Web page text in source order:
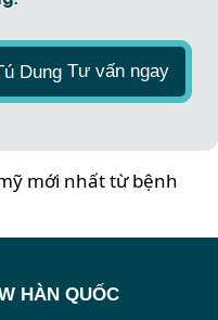
Tư vấn ngay
HÀN QUỐC